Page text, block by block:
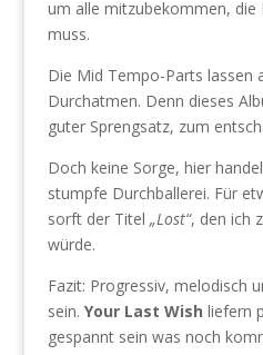
um alle mitzubekommen,
muss.
Die Mid Tempo-Parts lassen
Durchatmen. Denn dieses
guter Sprengsatz, zum
Doch keine Sorge, hier
stumpfe Durchballerei. Für
sorft der Titel „Lost“, den ich
würde.
Fazit: Progressiv, melodisch
sein. Your Last Wish liefern
gespannt sein was noch